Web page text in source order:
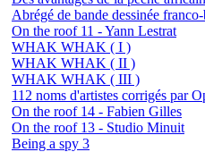
Abrégé de bande dessinée
On the roof 11 - Yann Lestrat
WHAK WHAK ( I )
WHAK WHAK ( II )
WHAK WHAK ( III )
112 noms d'artistes corrigés par
On the roof 14 - Fabien Gilles
On the roof 13 - Studio Minuit
Being a spy 3